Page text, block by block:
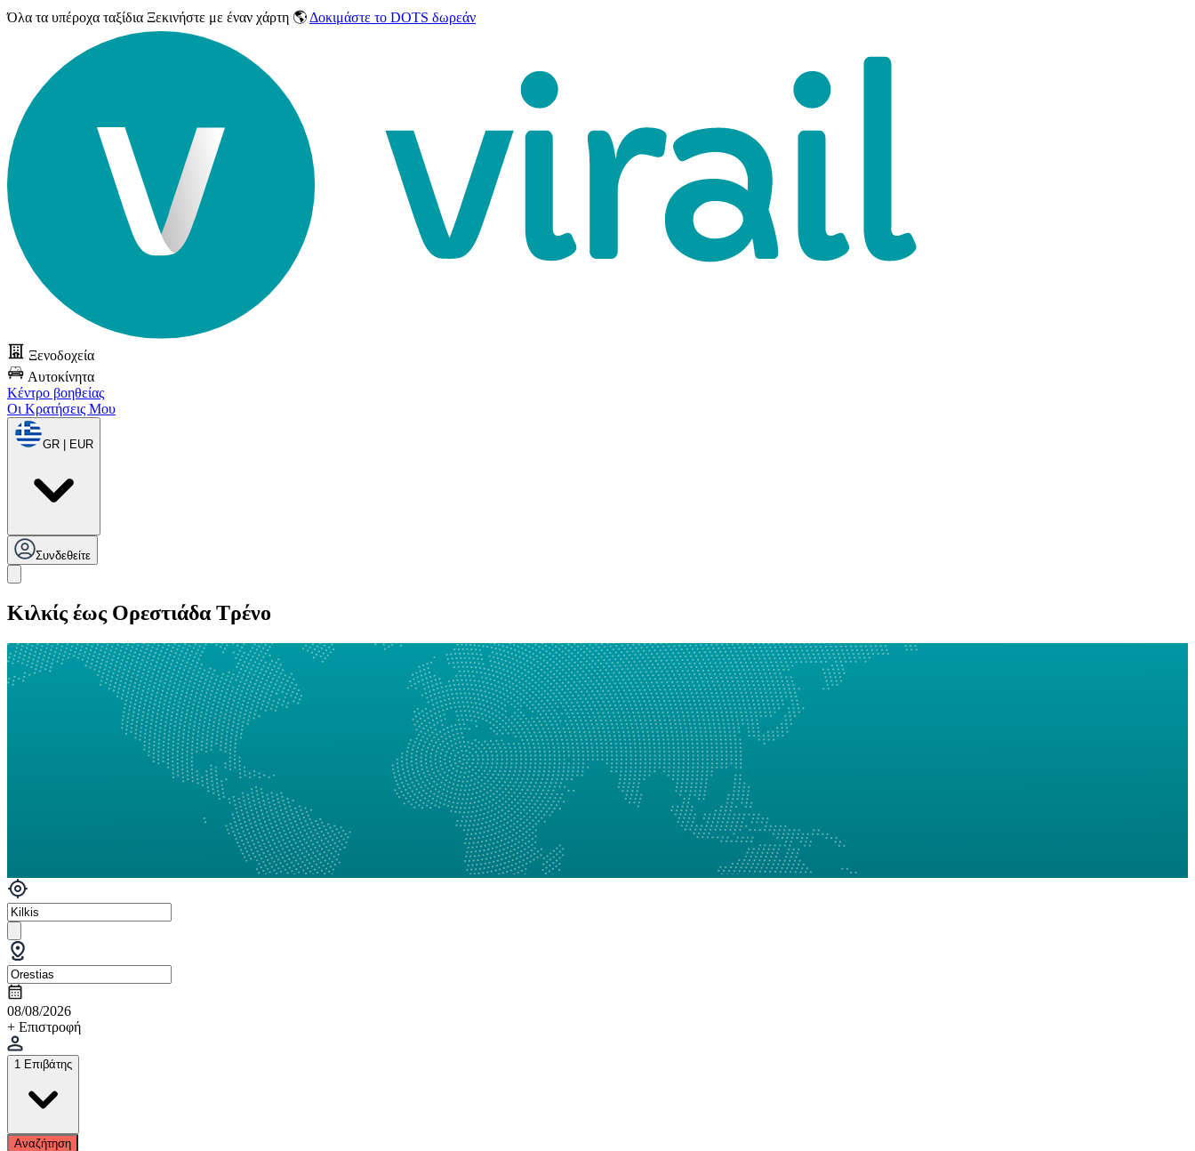
Όλα τα υπέροχα ταξίδια Ξεκινήστε με έναν χάρτη 🌎 Δοκιμάστε το DOTS δωρεάν
Ξενοδοχεία
Αυτοκίνητα
Κέντρο βοηθείας
Οι Κρατήσεις Μου
GR | EUR
Συνδεθείτε
Κιλκίς έως Ορεστιάδα Τρένο
08/08/2026
+ Επιστροφή
1 Επιβάτης
Αναζήτηση